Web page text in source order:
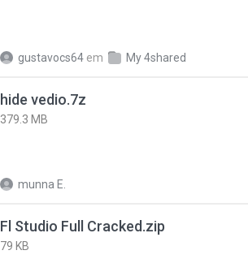
gustavocs64 em My 4shared
hide vedio.7z
379.3 MB
munna E.
Fl Studio Full Cracked.zip
79 KB